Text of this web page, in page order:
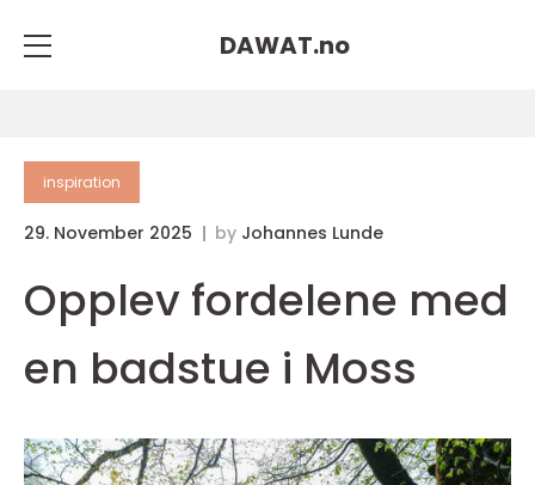
DAWAT.no
inspiration
29. November 2025 by Johannes Lunde
Opplev fordelene med
en badstue i Moss